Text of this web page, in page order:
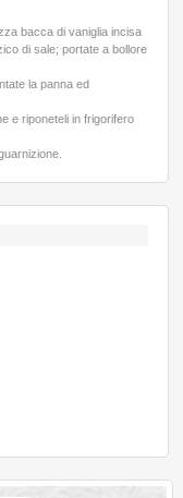
bacca di vaniglia incisa
di sale; portate a bollore
la panna ed
e riponeteli in frigorifero